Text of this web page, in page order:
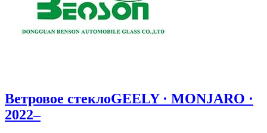
Ветровое стеклоGEELY · MONJARO ·
2022–